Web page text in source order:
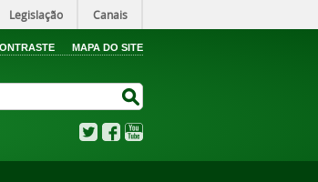
Legislação Canais
MAPA DO SITE
TwitterFacebook